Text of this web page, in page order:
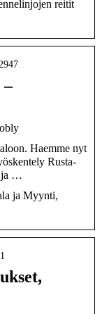
reitit
–
Haemme nyt
Rusta-
ja …
ja Myynti,